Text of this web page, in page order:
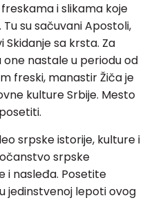
i slikama koje
Tu su sačuvani Apostoli,
Skidanje sa krsta. Za
nastale u periodu od
freski, manastir Žiča je
kulture Srbije. Mesto
srpske istorije, kulture i
srpske
i nasleđa. Posetite
jedinstvenoj lepoti ovog